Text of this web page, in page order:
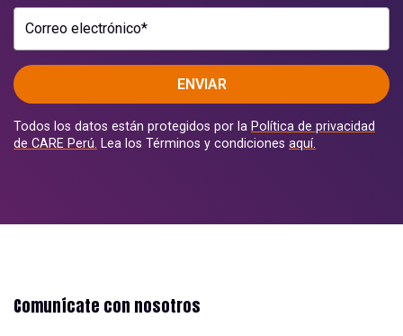
Correo electrónico*
ENVIAR
Todos los datos están protegidos por la Política de privacidad
de CARE Perú.
Lea los Términos y condiciones aquí.
Comunícate con nosotros